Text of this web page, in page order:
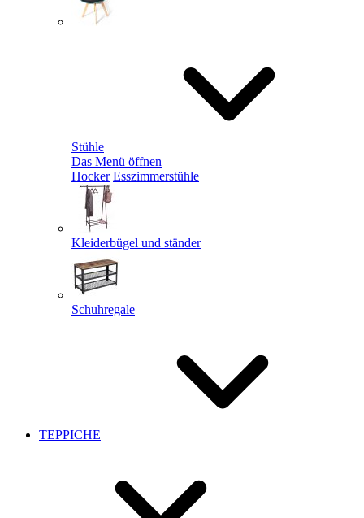
Stühle
Das Menü öffnen
Hocker Esszimmerstühle
Kleiderbügel und ständer
Schuhregale
TEPPICHE